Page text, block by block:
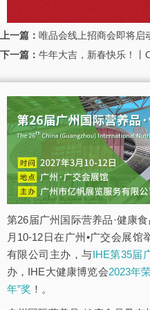
上一篇： 唯品会线上招商会即将启
下一篇： 牛年大吉，新春快乐！丨
第26届广州国际营养品·健康
月10-12日在广州•广交会展
有限公司主办，与IHE第35届
办，IHE大健康博览会2023年
年”奖 ！。